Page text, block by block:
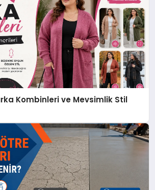
Kombinleri ve Mevsimlik Stil